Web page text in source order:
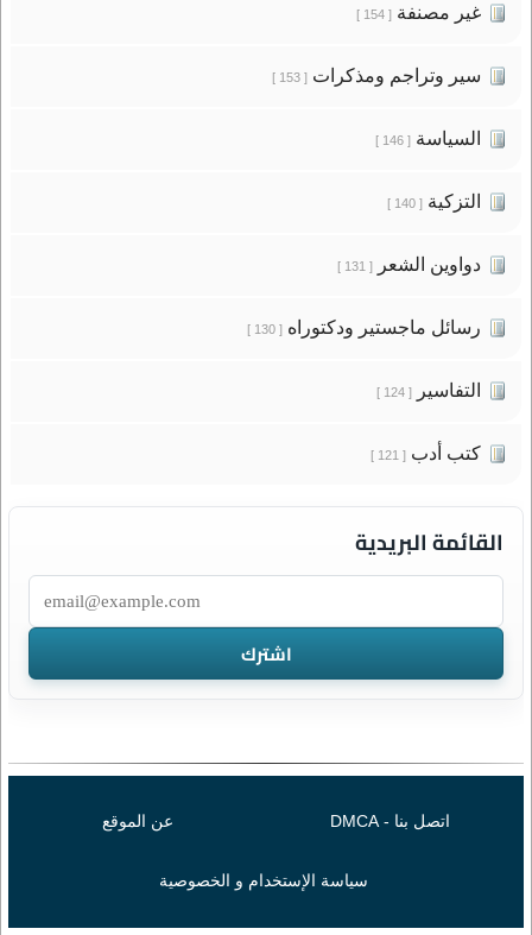
غير مصنفة[ 154 ]
سير وتراجم ومذكرات[ 153 ]
السياسة[ 146 ]
التزكية[ 140 ]
دواوين الشعر[ 131 ]
رسائل ماجستير ودكتوراه[ 130 ]
التفاسير[ 124 ]
كتب أدب[ 121 ]
القائمة البريدية
اتصل بنا - DMCA عن الموقع
سياسة الإستخدام و الخصوصية